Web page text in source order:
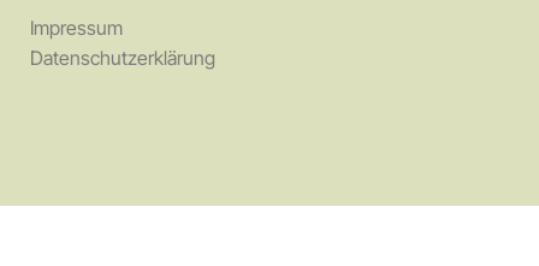
Impressum
Datenschutzerklärung